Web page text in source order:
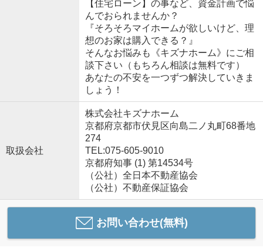
【住宅ローン】の事など、資金計画で悩
んでおられませんか？
『そろそろマイホームが欲しいけど、理
想のお家は購入できる？』
そんなお悩みも《キズナホーム》にご相
談下さい（もちろん相談は無料です）
あなたの不安を一つずつ解決していきま
しょう！
取扱会社
株式会社キズナホーム
京都府京都市伏見区向島二ノ丸町68番地
274
TEL:075-605-9010
京都府知事 (1) 第14534号
（公社）全日本不動産協会
（公社）不動産保証協会
お問い合わせ(無料)